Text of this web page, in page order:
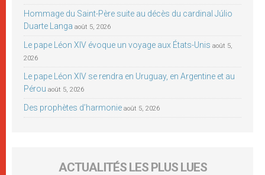
Hommage du Saint-Père suite au décès du cardinal Júlio
Duarte Langa août 5, 2026
Le pape Léon XIV évoque un voyage aux États-Unis août 5,
2026
Le pape Léon XIV se rendra en Uruguay, en Argentine et au
Pérou août 5, 2026
Des prophètes d’harmonie août 5, 2026
ACTUALITÉS LES PLUS LUES